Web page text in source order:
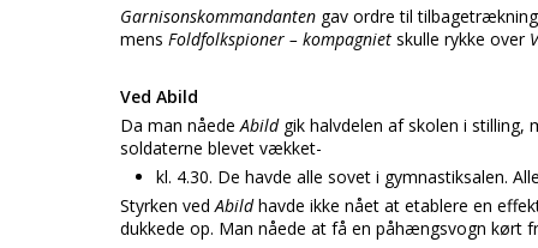
Garnisonskommandanten gav ordre til
mens Foldfolkspioner – kompagniet skulle rykke over
Ved Abild
Da man nåedeAbild gik halvdelen af skolen i
soldaterne blevet vækket-
kl. 4.30. De havde alle sovet i gymnastiksalen.
Styrken vedAbildhavde ikke nået at etablere en
dukkede op. Man nåede at få en påhængsvogn